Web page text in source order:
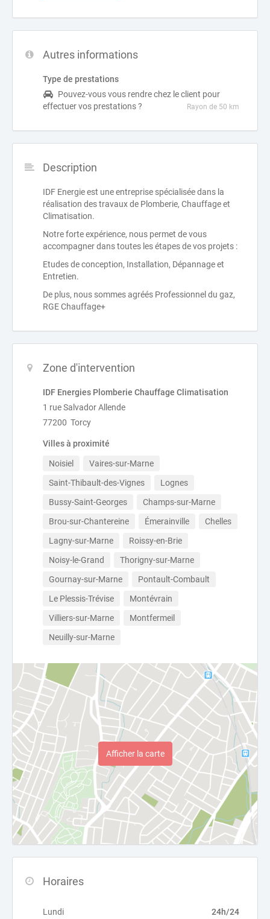
Autres informations
Type de prestations
Pouvez-vous vous rendre chez le client pour
effectuer vos prestations ?
Rayon de 50 km
Description
IDF Energie est une entreprise spécialisée dans la
réalisation des travaux de Plomberie, Chauffage et
Climatisation.
Notre forte expérience, nous permet de vous
accompagner dans toutes les étapes de vos projets :
Etudes de conception, Installation, Dépannage et
Entretien.
De plus, nous sommes agréés Professionnel du gaz,
RGE Chauffage+
Zone d'intervention
IDF Energies Plomberie Chauffage Climatisation
1 rue Salvador Allende
77200 Torcy
Villes à proximité
Noisiel
Vaires-sur-Marne
Saint-Thibault-des-Vignes
Lognes
Bussy-Saint-Georges
Champs-sur-Marne
Brou-sur-Chantereine
Émerainville
Chelles
Lagny-sur-Marne
Roissy-en-Brie
Noisy-le-Grand
Thorigny-sur-Marne
Gournay-sur-Marne
Pontault-Combault
Le Plessis-Trévise
Montévrain
Villiers-sur-Marne
Montfermeil
Neuilly-sur-Marne
Afficher la carte
Horaires
Lundi 24h/24